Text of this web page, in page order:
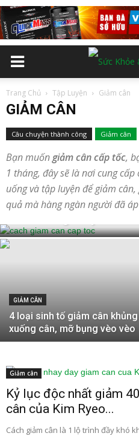
Trang Chủ Tập Luyện Giảm cân
GIẢM CÂN
Câu chuyện thành công Giảm cân
Bạn muốngiảm cân cấp tốc,
1 tháng, đây sẽ là nơi cung
uống và tập luyện để giảm
quả mà hàng ngàn người đã
GIẢM CÂN
5 cách giảm cân cấp
GIẢM CÂN
4 loại sinh tố giảm cân
xuống cân, mỡ bụng vèo vèo
Giảm cân
Kỷ lục độc nhất giảm
cân của Kim Ryeo...
Cách giảm cân là 1 lộ trình đầy khó